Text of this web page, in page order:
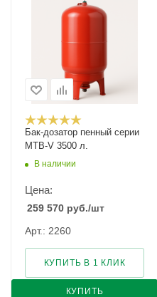
Бак-дозатор пенный серии
MTB-V 3500 л.
В наличии
Цена:
259 570 руб./шт
Арт.: 2260
КУПИТЬ
КУПИТЬ В 1 КЛИК